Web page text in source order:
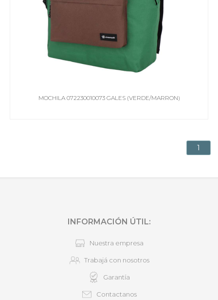
MOCHILA 072230010073 GALES (VERDE/MARRON)
1
INFORMACIÓN ÚTIL:
Nuestra empresa
Trabajá con nosotros
Garantía
Contactanos